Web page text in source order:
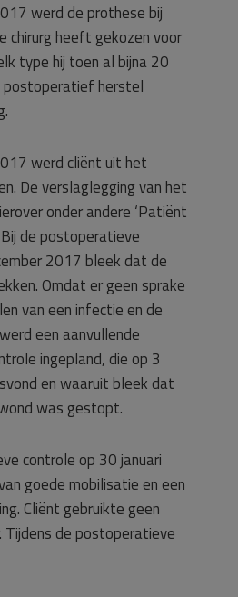
werd de prothese bij
chirurg heeft gekozen voor
type hij toen al bijna 20
herstel
werd cliënt uit het
De verslaglegging van het
onder andere ‘Patiënt
de postoperatieve
2017 bleek dat de
Omdat er geen sprake
van een infectie en de
een aanvullende
ingepland, die op 3
en waaruit bleek dat
was gestopt.
controle op 30 januari
goede mobilisatie en een
Cliënt gebruikte geen
Tijdens de postoperatieve